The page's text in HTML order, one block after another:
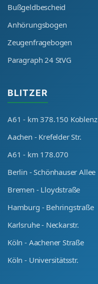
Bußgeldbescheid
Anhörungsbogen
Zeugenfragebogen
Paragraph 24 StVG
BLITZER
A61 - km 378.150 Koblenz
Aachen - Krefelder Str.
A61 - km 178.070
Berlin - Schönhauser Allee
Bremen - Lloydstraße
Hamburg - Behringstraße
Karlsruhe - Neckarstr.
Köln - Aachener Straße
Köln - Universitätsstr.